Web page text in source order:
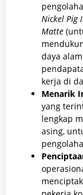
Nickel Pig
Matte
daya
kerja di
Menarik
yang
lengkap
asing,